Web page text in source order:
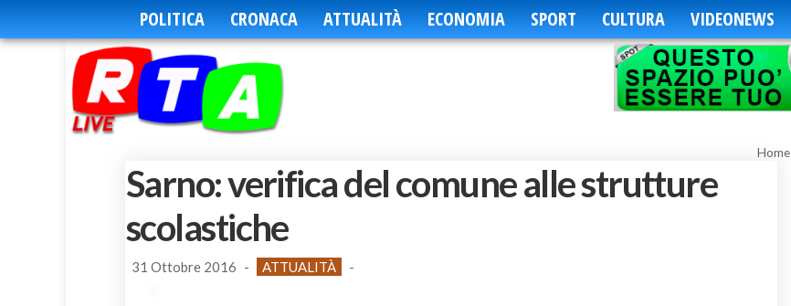
POLITICA CRONACA ATTUALITÀ ECONOMIA SPORT CULTURA VIDEONEWS
Home
Sarno: verifica del comune alle strutture
scolastiche
31 Ottobre 2016 - ATTUALITÀ -